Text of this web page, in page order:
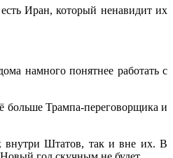
Иран, который ненавидит их
намного понятнее работать с
больше Трампа-переговорщика и
внутри Штатов, так и вне их. В